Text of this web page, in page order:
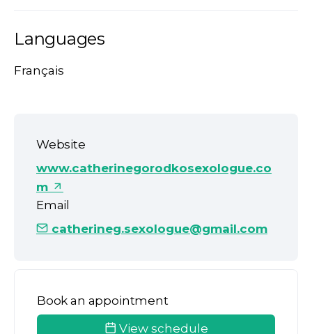
Languages
Français
Website
www.catherinegorodkosexologue.co
m
Email
catherineg.sexologue@gmail.com
Book an appointment
View schedule